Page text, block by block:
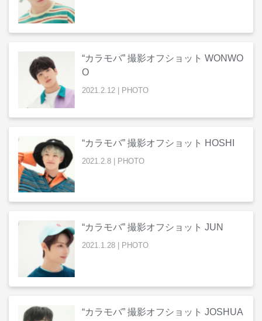
“カラモバ” 撮影オフショット WONWO
O
2021.2.12 PHOTO
“カラモバ” 撮影オフショット HOSHI
2021 2 .8 PHOTO
“カラモバ” 撮影オフショット JUN
2021.1.28 PHOTO
“カラモバ” 撮影オフショット JOSHUA